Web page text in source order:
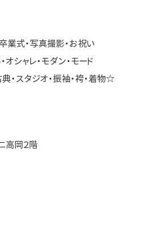
業式・写真撮影・お祝い
オシャレ・モダン・モード
典・スタジオ・振袖・袴・着物☆
高岡２階